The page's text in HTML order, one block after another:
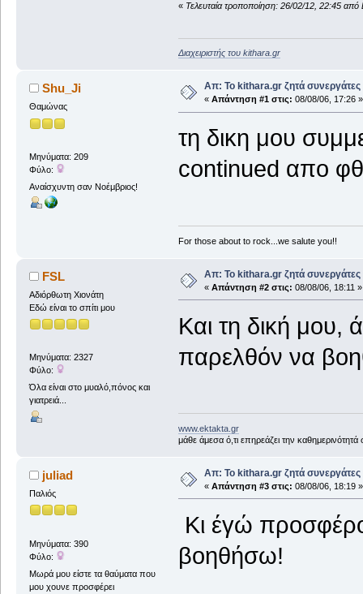
« Τελευταία τροποποίηση: 26/02/12, 22:45 από
Διαχειριστής του kithara.gr
Shu_Ji
Θαμώνας
Μηνύματα: 209
Φύλο:
Αναίσχυντη σαν Νοέμβριος!
Απ: Το kithara.gr ζητά συνεργάτες
« Απάντηση #1 στις: 08/08/06, 17:26 »
τη δικη μου
continued απο
For those about to rock...we salute you!!
FSL
Αδιόρθωτη Xιονάτη
Εδώ είναι το σπίτι μου
Μηνύματα: 2327
Φύλο:
Όλα είναι στο μυαλό,πόνος και
γιατρειά...
Απ: Το kithara.gr ζητά συνεργάτες
« Απάντηση #2 στις: 08/08/06, 18:11 »
Και τη δική μου,
παρελθόν να
www.ektakta.gr
μάθε άμεσα ό,τι επηρεάζει την
juliad
Παλιός
Μηνύματα: 390
Φύλο:
Μωρά μου είστε τα θαύματα που
μου χουνε προσφέρει
Απ: Το kithara.gr ζητά συνεργάτες
« Απάντηση #3 στις: 08/08/06, 18:19 »
Κι έγώ
βοηθήσω!